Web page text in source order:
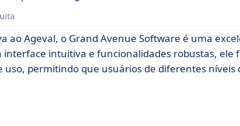
ao Ageval, o Grand Avenue Software é uma
interface intuitiva e funcionalidades robustas, ele
uso, permitindo que usuários de diferentes níveis